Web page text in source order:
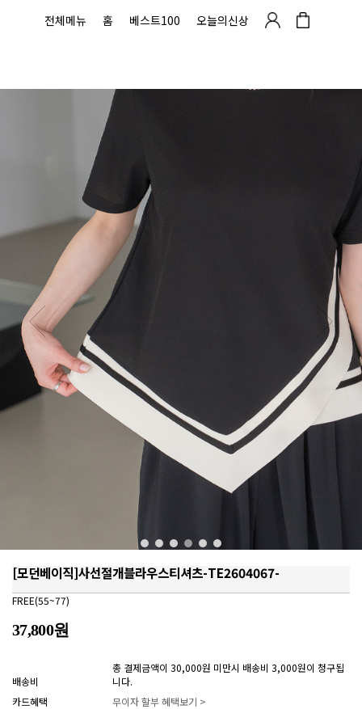
전체메뉴 홈 베스트100 오늘의신상
[모던베이직]사선절개블라우스티셔츠-TE2604067-
FREE(55~77)
37,800원
배송비
총 결제금액이 30,000원 미만시 배송비 3,000원이 청구됩
니다.
카드혜택
무이자 할부 혜택보기 >